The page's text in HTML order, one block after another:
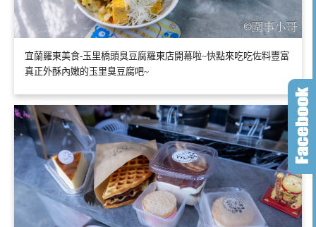
宜蘭羅東美食-玉里橋頭臭豆腐羅東店開幕啦~快點來吃吃佐料豐富
真正外酥內嫩的玉里臭豆腐吧~